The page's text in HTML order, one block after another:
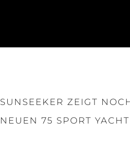
SUNSEEKER ZEIGT
NEUEN 75 SPORT YACHT